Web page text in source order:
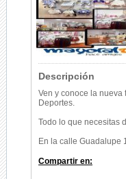
Descripción
Ven y conoce la nueva
Deportes.
Todo lo que necesitas
En la calle Guadalupe
Compartir en: